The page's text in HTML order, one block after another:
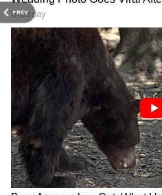
PREV
RECOMMENDED STORIES